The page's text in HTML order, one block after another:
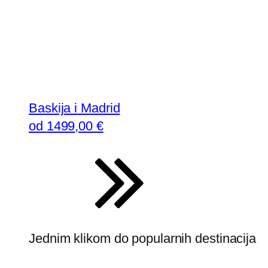
Baskija i Madrid
od 1499,00 €
Jednim klikom do popularnih destinacija